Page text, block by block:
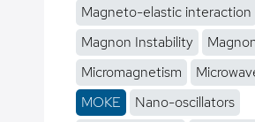
Magneto-elastic interaction
Magnon Instability
Micromagnetism
MOKE
Nano-oscillators